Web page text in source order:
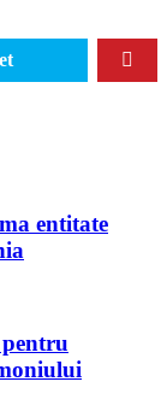
entitate